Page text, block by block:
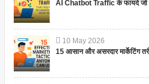
AI Chatbot Traffic के फायदे जो
10 May 2026
15 आसान और असरदार मार्केटिंग